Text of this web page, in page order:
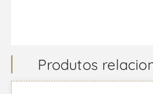
Produtos